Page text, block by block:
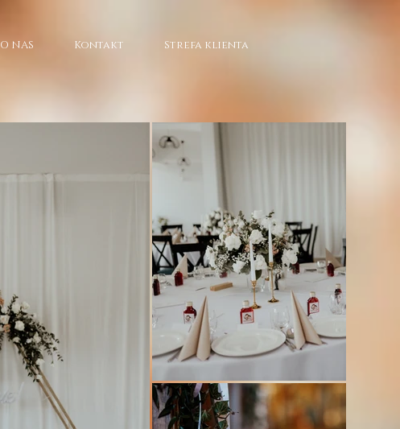
O NAS Kontakt Strefa klienta